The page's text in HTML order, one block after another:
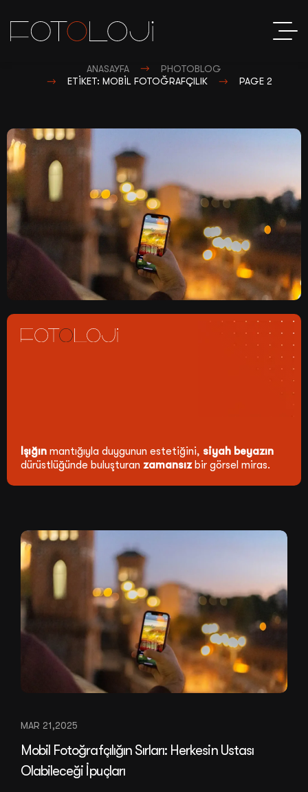
ANASAYFA
PHOTOBLOG
ETIKET: MOBIL FOTOĞRAFÇILIK
PAGE 2
Işığın mantığıyla duygunun estetiğini, siyah beyazın
dürüstlüğünde buluşturan zamansızbir görsel miras.
MAR 21,2025
Mobil Fotoğrafçılığın Sırları: Herkesin Ustası
Olabileceği İpuçları